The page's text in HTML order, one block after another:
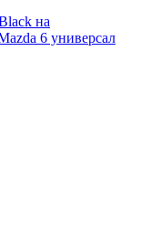
на
6 универсал